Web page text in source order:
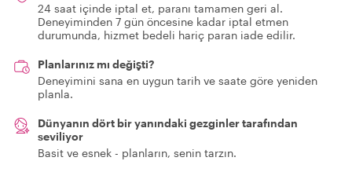
24 saat içinde iptal et, paranı tamamen geri al.
Deneyiminden 7 gün öncesine kadar iptal etmen
durumunda, hizmet bedeli hariç paran iade edilir.
Planlarınız mı değişti?
Deneyimini sana en uygun tarih ve saate göre yeniden
planla.
Dünyanın dört bir yanındaki gezginler tarafından
seviliyor
Basit ve esnek - planların, senin tarzın.